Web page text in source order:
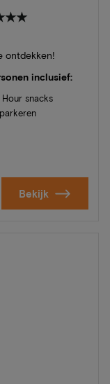
ontdekken!
inclusief:
snacks
Bekijk